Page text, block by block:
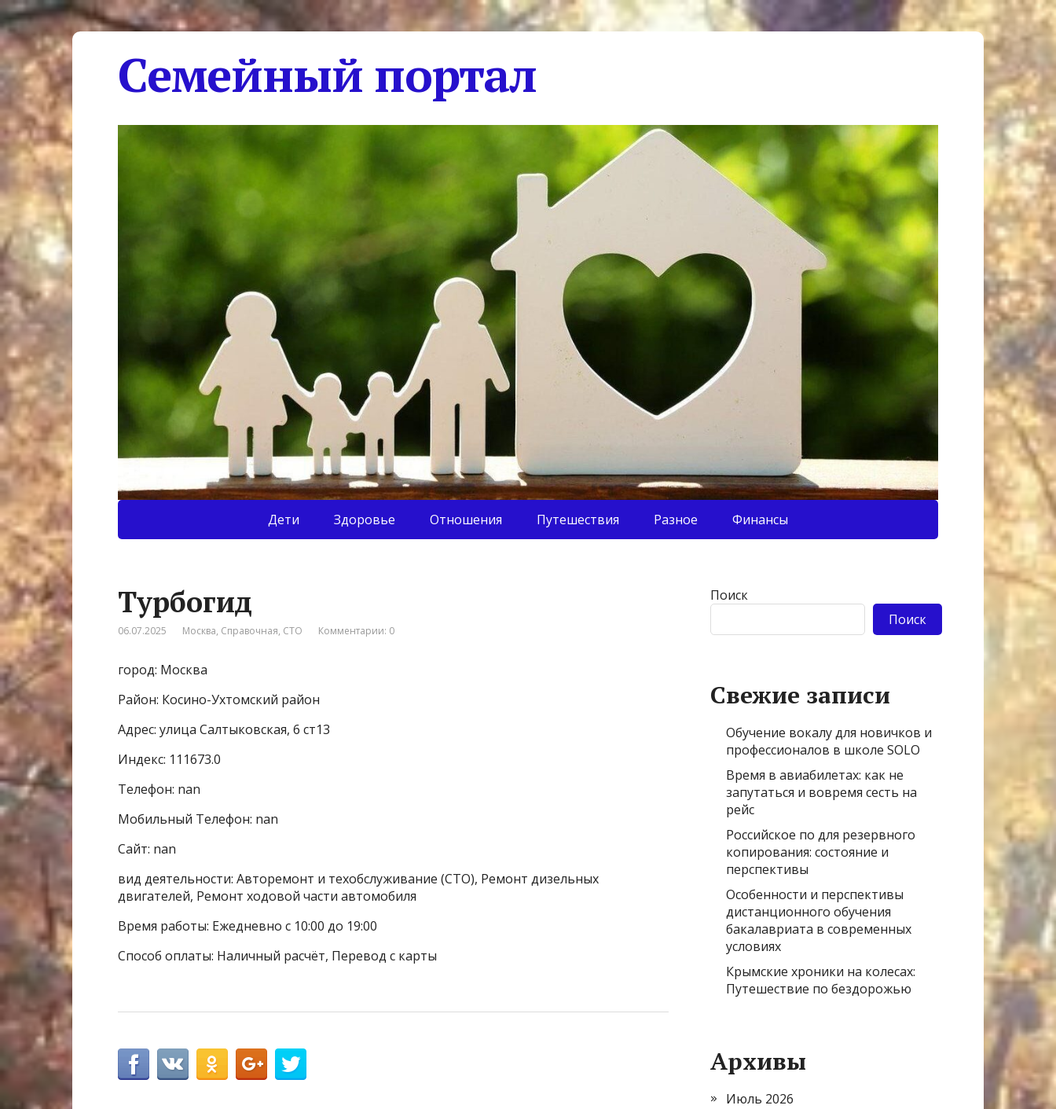
Семейный портал
Дети Здоровье Отношения Путешествия Разное Финансы
Турбогид
06.07.2025 Москва, Справочная, СТО Комментарии: 0
город: Москва
Район: Косино-Ухтомский район
Адрес: улица Салтыковская, 6 ст13
Индекс: 111673.0
Телефон: nan
Мобильный Телефон: nan
Сайт: nan
вид деятельности: Авторемонт и техобслуживание (СТО), Ремонт дизельных
двигателей, Ремонт ходовой части автомобиля
Время работы: Ежедневно с 10:00 до 19:00
Способ оплаты: Наличный расчёт, Перевод с карты
Поиск
Поиск
Свежие записи
Обучение вокалу для новичков и
профессионалов в школе SOLO
Время в авиабилетах: как не
запутаться и вовремя сесть на
рейс
Российское по для резервного
копирования: состояние и
перспективы
Особенности и перспективы
дистанционного обучения
бакалавриата в современных
условиях
Крымские хроники на колесах:
Путешествие по бездорожью
Архивы
Июль 2026